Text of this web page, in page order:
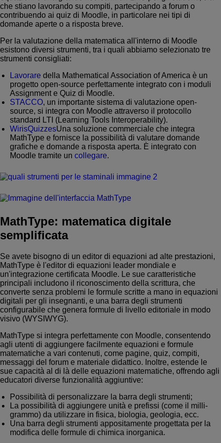
che stiano lavorando su compiti, partecipando a forum o
contribuendo ai quiz di Moodle, in particolare nei tipi di
domande aperte o a risposta breve.
Per la valutazione della matematica all'interno di Moodle
esistono diversi strumenti, tra i quali abbiamo selezionato tre
strumenti consigliati:
Lavorare della Mathematical Association of America è un
progetto open-source perfettamente integrato con i moduli
Assignment e Quiz di Moodle.
STACCO, un importante sistema di valutazione open-
source, si integra con Moodle attraverso il protocollo
standard LTI (Learning Tools Interoperability).
WirisQuizzesUna soluzione commerciale che integra
MathType e fornisce la possibilità di valutare domande
grafiche e domande a risposta aperta. È integrato con
Moodle tramite un collegare.
MathType: matematica digitale
semplificata
Se avete bisogno di un editor di equazioni ad alte prestazioni,
MathType è l'editor di equazioni leader mondiale e
un'integrazione certificata Moodle. Le sue caratteristiche
principali includono il riconoscimento della scrittura, che
converte senza problemi le formule scritte a mano in equazioni
digitali per gli insegnanti, e una barra degli strumenti
configurabile che genera formule di livello editoriale in modo
visivo (WYSIWYG).
MathType si integra perfettamente con Moodle, consentendo
agli utenti di aggiungere facilmente equazioni e formule
matematiche a vari contenuti, come pagine, quiz, compiti,
messaggi del forum e materiale didattico. Inoltre, estende le
sue capacità al di là delle equazioni matematiche, offrendo agli
educatori diverse funzionalità aggiuntive:
Possibilità di personalizzare la barra degli strumenti;
La possibilità di aggiungere unità e prefissi (come il milli-
grammo) da utilizzare in fisica, biologia, geologia, ecc.
Una barra degli strumenti appositamente progettata per la
modifica delle formule di chimica inorganica.